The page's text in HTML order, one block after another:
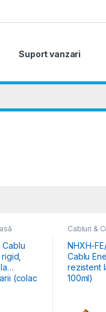
Suport vanzari
Cablu
(colac
Cabluri &
Energie
NHXH-FE/
Cablu
rezistent
100ml)